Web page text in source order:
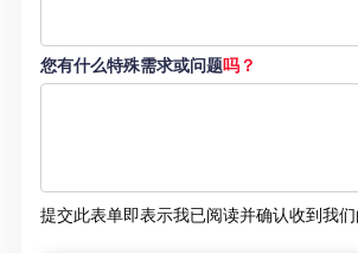
您有什么特殊需求或问题吗？
提交此表单即表示我已阅读并确认收到我